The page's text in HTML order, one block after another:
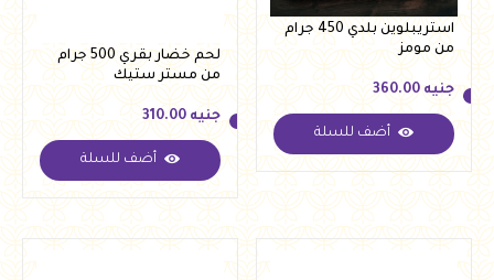
استريبلوين بلدي 450 جرام
من مومز
جنيه
جنيه 360.00
أضف للسلة
لحم خضار بقري 500 جرام
من مستر ستيك
جنيه 310.00
جنيه 310.00
أضف للسلة